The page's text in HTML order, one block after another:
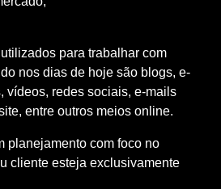
para trabalhar com
nos dias de hoje são blogs, e-
vídeos, redes sociais, e-mails
entre outros meios online.
planejamento com foco no
cliente esteja exclusivamente